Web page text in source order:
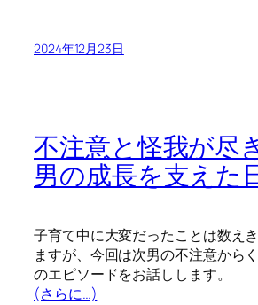
2024年12月23日
不注意と怪我が尽
男の成長を支えた
子育て中に大変だったことは数え
ますが、今回は次男の不注意から
のエピソードをお話しします。
(さらに…)